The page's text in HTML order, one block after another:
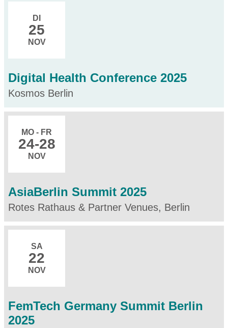
DI
25
NOV
Digital Health Conference 2025
Kosmos Berlin
MO - FR
24-28
NOV
AsiaBerlin Summit 2025
Rotes Rathaus & Partner Venues, Berlin
SA
22
NOV
FemTech Germany Summit Berlin
2025